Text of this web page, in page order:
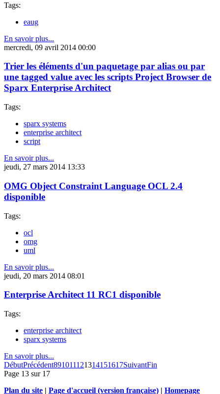
Tags:
eaug
En savoir plus...
mercredi, 09 avril 2014 00:00
Trier les éléments d'un paquetage par alias ou par
une tagged value avec les scripts Project Browser de
Sparx Enterprise Architect
Tags:
sparx systems
enterprise architect
script
En savoir plus...
jeudi, 27 mars 2014 13:33
OMG Object Constraint Language OCL 2.4
disponible
Tags:
ocl
omg
uml
En savoir plus...
jeudi, 20 mars 2014 08:01
Enterprise Architect 11 RC1 disponible
Tags:
enterprise architect
sparx systems
En savoir plus...
DébutPrécédent891011121314151617SuivantFin
Page 13 sur 17
Plan du site | Page d'accueil (version française) | Homepage